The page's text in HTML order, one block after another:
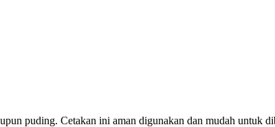
puding. Cetakan ini aman digunakan dan mudah untuk